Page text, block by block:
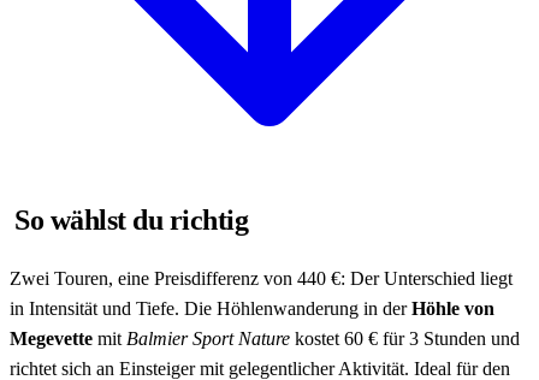
So wählst du richtig
Zwei Touren, eine Preisdifferenz von 440 €: Der Unterschied liegt
in Intensität und Tiefe. Die Höhlenwanderung in derHöhle von
Megevette mit Balmier Sport Nature kostet 60 € für 3 Stunden und
richtet sich an Einsteiger mit gelegentlicher Aktivität. Ideal für den